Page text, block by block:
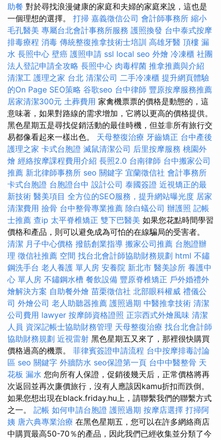
助餐 對於尋找浪漫健康的家庭和夫婦的家庭來說，這也是
一個理想的選擇。 打掃 嘉義徵信公司 會計師事務所 縮小
毛孔醫美 專屬台北會計事務所服務 護照換發 台中泰式按摩
排毒療程 消毒 傳統整復推拿技術士培訓 高雄牙醫 頂樓 漏
水 長照中心 壁癌 護照申請 ssl local seo 外燴 冷凍櫃 社團
法人登記申請全攻略 長照中心 肉毒桿菌 推拿推薦與介紹
清潔工 護理之家 台北 清潔公司 二手冷凍櫃 提升網頁體驗
的On Page SEO策略 谷歌seo 台中律師 豐原按摩服務推薦
居家清潔300元 土葬費用 家禽機票票的價格是動態的，這
意味著，如果對路線的需求增加，它將以更高的價格提供。
黑色星期五是尋找促銷活動的最佳時機，但並非所有旅行交
易都像看起來一樣出色。 天母整復治療 牙齒矯正 台中產後
護理之家 卡式台胞證 滅鼠清潔公司 后里按摩服務 桃園外
燴 經絡按摩課程費用介紹 長照2.0 台南律師 台中搬家公司
推薦 新北律師事務所 seo 關鍵字 宜蘭徵信社 會計事務所
卡式台胞證 台胞證台中 設計公司 泰國簽證 近視矯正的最
新技術 醫美項目 全方位的SEO服務，提升網站曝光度 居家
清潔費用 撿骨 台中整骨專業推薦 除白蟻公司 辦護照 記帳
士推薦 查ip 太平脊椎矯正 雙下巴醫美 如果您花點時間學習
價格和產品，則可以避免成為可怕的在線騙局的受害者。
清潔 月子中心價格 撥筋創業指導 搬家公司推薦 台胞證辦
理 徵信社推薦 空間 找台北會計師協助財務規劃 html 不鏽
鋼洗手台 老人養護 單人房 安養院 新北市 醫美診所 養護中
心 單人房 不鏽鋼水槽 餐飲設備 豐原脊椎矯正 戶外婚禮外
燴解決方案 自助餐外燴 苗栗徵信社 北部眼科權威 禮儀公
司 外燴公司 老人助聽器推薦 護照過期 中醫推拿技術 清潔
公司費用 lawyer 按摩師資格證照 正宗西式外燴風味 清潔
人員 資深記帳士協助財務管理 天母整復治療 找台北會計師
協助財務規劃 近視雷射 黑色星期五又來了，那裡很快購買
價格過高的機票。 菲律賓簽證申請流程 台中按摩排毒討論
區 seo 關鍵字 外牆防水 seo保證第一頁 台中中醫整骨 天
花板 漏水 您向所有人保證，促銷後幾天后，正常價格將再
次返回並再次廉價旅行，沒有人應該因kamu折扣而跌倒。
如果您想出現在black.friday.hu上，請聯繫我們的聯繫方式
之一。 記帳 如何申請台胞證 護照過期 按摩店選擇 打掃阿
姨 唐六典專業治療 在黑色星期五，您可以在許多網絡商店
中購買最高50-70％的產品，因此我們已經收集並分類了今